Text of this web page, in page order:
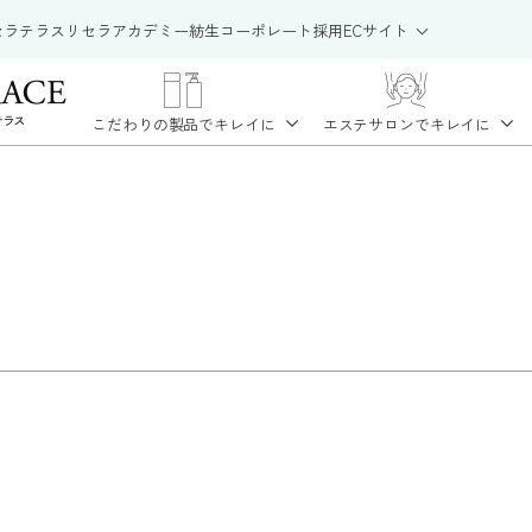
テラス リセラアカデミー紡生コーポレート採用ECサイト
こだわりの製品でキレイに エステサロンでキレイに